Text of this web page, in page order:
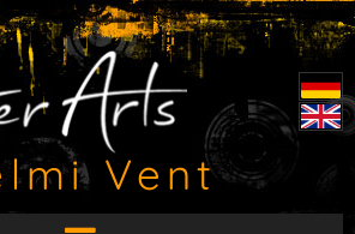
Vent
HauptMenü